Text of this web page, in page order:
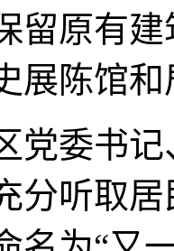
留原有
展陈馆
委书记
分听取